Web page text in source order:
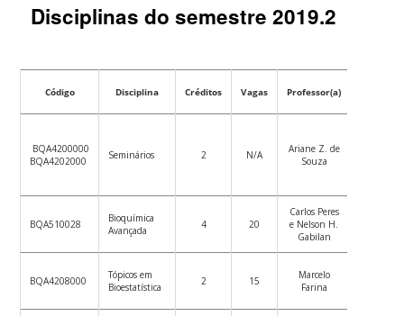
Disciplinas do semestre 2019.2
Código Disciplina Créditos Vagas Professor(a)
BQA4200000
BQA4202000
Seminários 2 N/A
Ariane Z. de
Souza
BQA510028
Bioquímica
Avançada
4 20
Carlos Peres
e Nelson H.
Gabilan
BQA4208000
Tópicos em
Bioestatística
2 15
Marcelo
Farina